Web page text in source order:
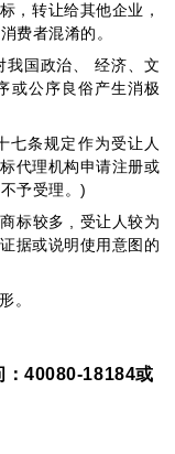
，转让给其他企业，
费者混淆的。
国政治、 经济、文
或公序良俗产生消极
七条规定作为受让人
代理机构申请注册或
予受理。)
标较多 , 受让人较为
据或说明使用意图的
。
：40080-18184或